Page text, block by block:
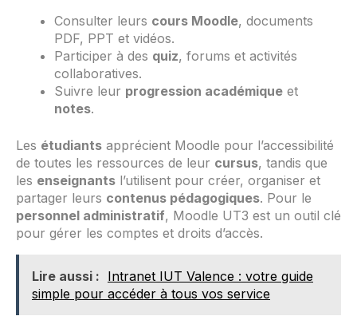
Consulter leurs cours Moodle, documents
PDF, PPT et vidéos.
Participer à des quiz, forums et activités
collaboratives.
Suivre leur progression académique et
notes.
Les étudiants apprécient Moodle pour l’accessibilité
de toutes les ressources de leur cursus, tandis que
les enseignants l’utilisent pour créer, organiser et
partager leurs contenus pédagogiques. Pour le
personnel administratif, Moodle UT3 est un outil clé
pour gérer les comptes et droits d’accès.
Lire aussi : Intranet IUT Valence : votre guide
simple pour accéder à tous vos service